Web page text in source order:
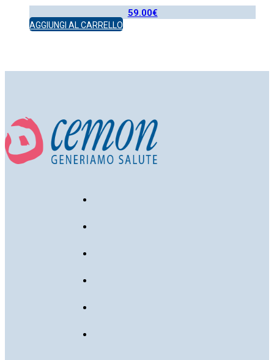
59.00€
AGGIUNGI AL CARRELLO